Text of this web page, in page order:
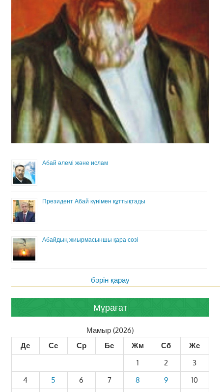
Абай әлемі және ислам
Президент Абай күнімен құттықтады
Абайдың жиырмасыншы қара сөзі
бәрін қарау
Мұрағат
Мамыр (2026)
Дс
Сс Ср Бс Жм Сб
Жс
1
2
3
4
5 6 7 8 9
10